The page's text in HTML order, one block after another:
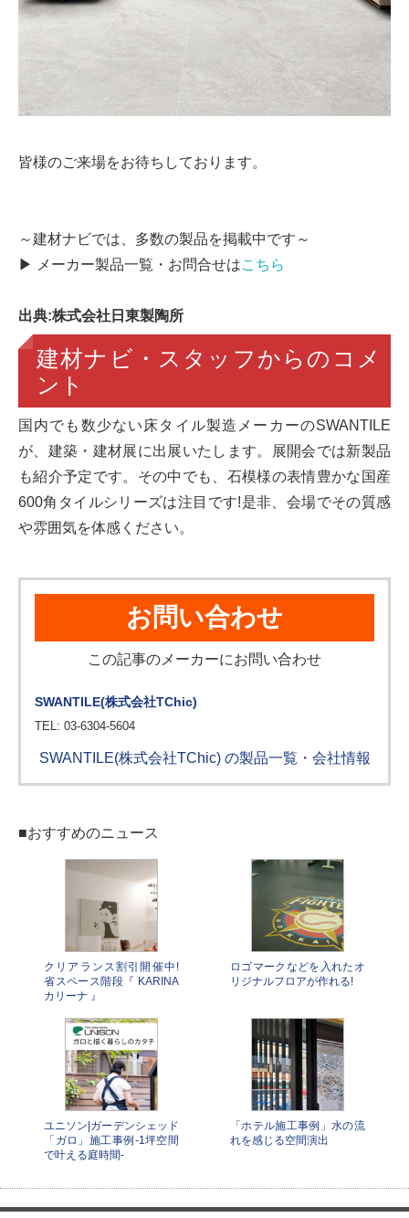
皆様のご来場をお待ちしております。
～建材ナビでは、多数の製品を掲載中です～
▶ メーカー製品一覧・お問合せはこちら
出典:株式会社日東製陶所
建材ナビ・スタッフからのコメ
ント
国内でも数少ない床タイル製造メーカーのSWANTILE
が、建築・建材展に出展いたします。展開会では新製品
も紹介予定です。その中でも、石模様の表情豊かな国産
600角タイルシリーズは注目です!是非、会場でその質感
や雰囲気を体感ください。
お問い合わせ
この記事のメーカーにお問い合わせ
SWANTILE(株式会社TChic)
TEL: 03-6304-5604
SWANTILE(株式会社TChic) の製品一覧・会社情報
■おすすめのニュース
クリアランス割引開催中!
省スペース階段『 KARINA
カリーナ 』
ロゴマークなどを入れたオ
リジナルフロアが作れる!
ユニソン|ガーデンシェッド
「ガロ」施工事例-1坪空間
で叶える庭時間-
「ホテル施工事例」水の流
れを感じる空間演出